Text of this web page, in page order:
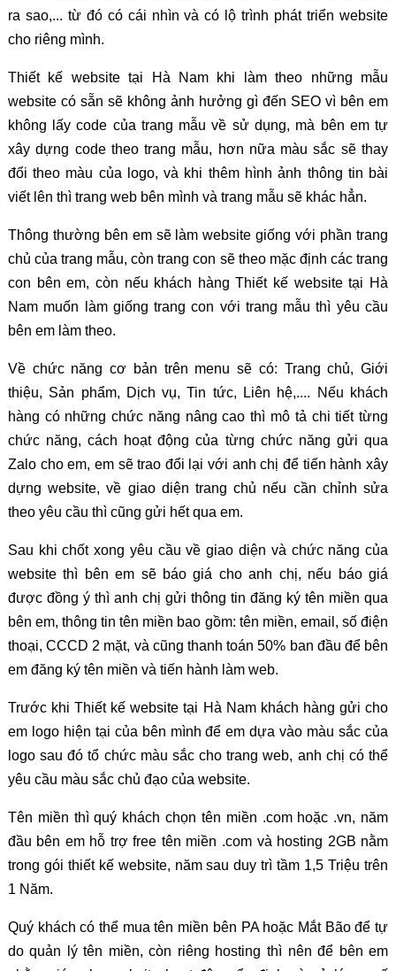
ra sao,... từ đó có cái nhìn và có lộ trình phát triển website
cho riêng mình.
Thiết kế website tại Hà Nam khi làm theo những mẫu
website có sẵn sẽ không ảnh hưởng gì đến SEO vì bên em
không lấy code của trang mẫu về sử dụng, mà bên em tự
xây dựng code theo trang mẫu, hơn nữa màu sắc sẽ thay
đổi theo màu của logo, và khi thêm hình ảnh thông tin bài
viết lên thì trang web bên mình và trang mẫu sẽ khác hẳn.
Thông thường bên em sẽ làm website giống với phần trang
chủ của trang mẫu, còn trang con sẽ theo mặc định các trang
con bên em, còn nếu khách hàng Thiết kế website tại Hà
Nam muốn làm giống trang con với trang mẫu thì yêu cầu
bên em làm theo.
Về chức năng cơ bản trên menu sẽ có: Trang chủ, Giới
thiệu, Sản phẩm, Dịch vụ, Tin tức, Liên hệ,.... Nếu khách
hàng có những chức năng nâng cao thì mô tả chi tiết từng
chức năng, cách hoạt động của từng chức năng gửi qua
Zalo cho em, em sẽ trao đổi lại với anh chị để tiến hành xây
dựng website, về giao diện trang chủ nếu cần chỉnh sửa
theo yêu cầu thì cũng gửi hết qua em.
Sau khi chốt xong yêu cầu về giao diện và chức năng của
website thì bên em sẽ báo giá cho anh chị, nếu báo giá
được đồng ý thì anh chị gửi thông tin đăng ký tên miền qua
bên em, thông tin tên miền bao gồm: tên miền, email, số điện
thoại, CCCD 2 mặt, và cũng thanh toán 50% ban đầu để bên
em đăng ký tên miền và tiến hành làm web.
Trước khi Thiết kế website tại Hà Nam khách hàng gửi cho
em logo hiện tại của bên mình để em dựa vào màu sắc của
logo sau đó tổ chức màu sắc cho trang web, anh chị có thể
yêu cầu màu sắc chủ đạo của website.
Tên miền thì quý khách chọn tên miền .com hoặc .vn, năm
đầu bên em hỗ trợ free tên miền .com và hosting 2GB nằm
trong gói thiết kế website, năm sau duy trì tầm 1,5 Triệu trên
1 Năm.
Quý khách có thể mua tên miền bên PA hoặc Mắt Bão để tự
do quản lý tên miền, còn riêng hosting thì nên để bên em